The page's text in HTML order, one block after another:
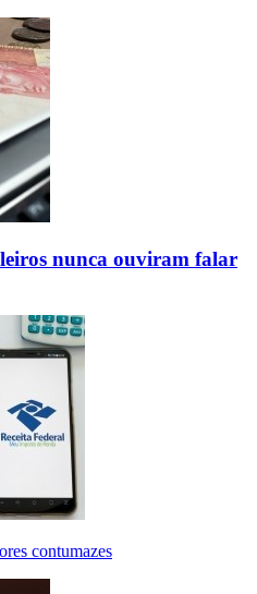
nunca ouviram falar
contumazes